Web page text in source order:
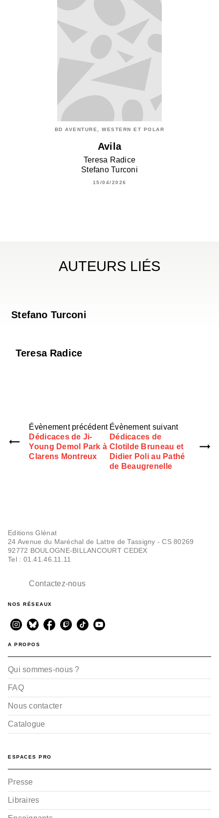
BD AVENTURE, WESTERN ET POLAR
Avila
Teresa Radice
Stefano Turconi
15/04/2026
AUTEURS LIÉS
Stefano Turconi
Teresa Radice
Évènement précédent
Dédicaces de Ji-
Young Demol Park à
Clarens Montreux
Évènement suivant
Dédicaces de
Clotilde Bruneau et
Didier Poli au Pathé
de Beaugrenelle
Editions Glénat
24 Avenue du Maréchal de Lattre de Tassigny - CS 80269
92772 BOULOGNE-BILLANCOURT CEDEX
Tel : 01.41.46.11.11
Contactez-nous
NOS RÉSEAUX
A PROPOS
Qui sommes-nous ?
FAQ
Nous contacter
Catalogue
ESPACES PRO
Presse
Libraires